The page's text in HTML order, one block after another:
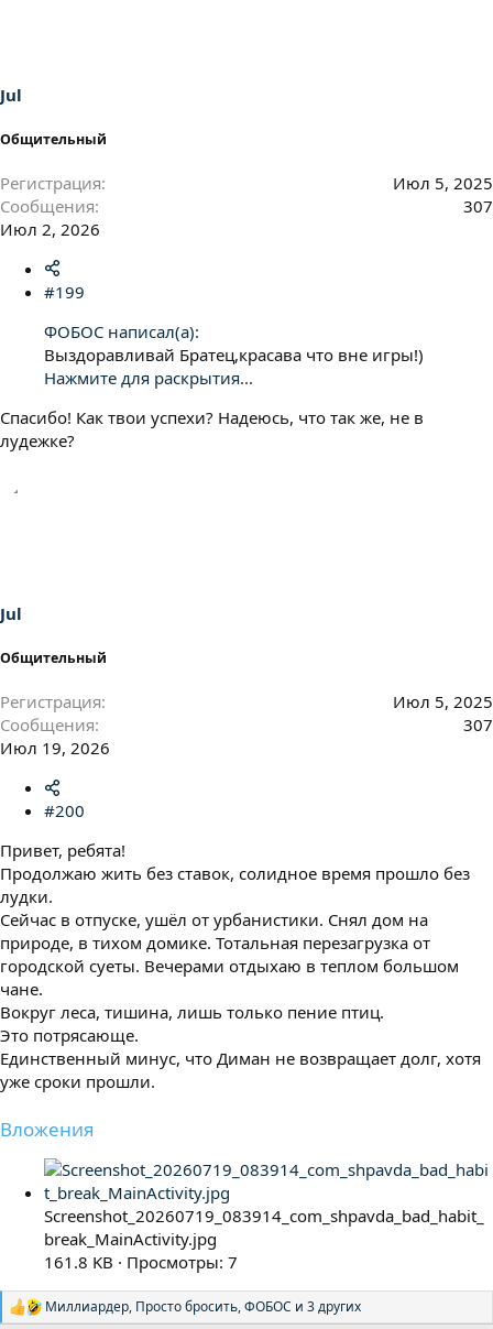
Jul
Общительный
Регистрация
Июл 5, 2025
Сообщения
307
Июл 2, 2026
#199
ФОБОС написал(а):
Выздоравливай Братец,красава что вне игры!)
Нажмите для раскрытия...
Спасибо! Как твои успехи? Надеюсь, что так же, не в
лудежке?
Jul
Общительный
Регистрация
Июл 5, 2025
Сообщения
307
Июл 19, 2026
#200
Привет, ребята!
Продолжаю жить без ставок, солидное время прошло без
лудки.
Сейчас в отпуске, ушёл от урбанистики. Снял дом на
природе, в тихом домике. Тотальная перезагрузка от
городской суеты. Вечерами отдыхаю в теплом большом
чане.
Вокруг леса, тишина, лишь только пение птиц.
Это потрясающе.
Единственный минус, что Диман не возвращает долг, хотя
уже сроки прошли.
Вложения
Screenshot_20260719_083914_com_shpavda_bad_habit_
break_MainActivity.jpg
161.8 KB · Просмотры: 7
Р
Миллиардер, Просто бросить,ФОБОС и 3 других